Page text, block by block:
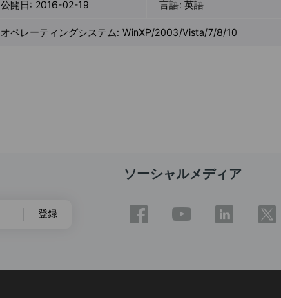
公開日: 2016-02-19 言語: 英語
オペレーティングシステム: WinXP/2003/Vista/7/8/10
登録
ソーシャルメディア